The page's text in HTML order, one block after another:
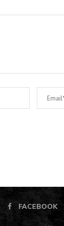
FACEBOOK